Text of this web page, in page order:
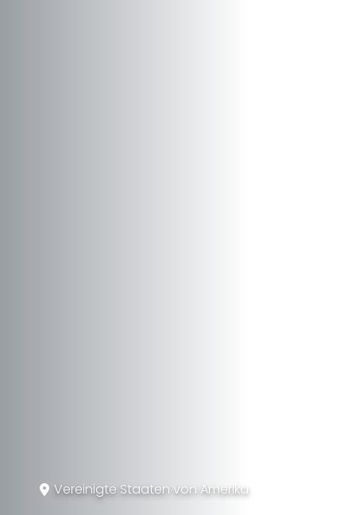
Vereinigte Staaten von Amerika